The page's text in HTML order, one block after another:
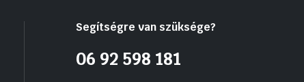
Segítségre van szüksége?
06 92 598 181